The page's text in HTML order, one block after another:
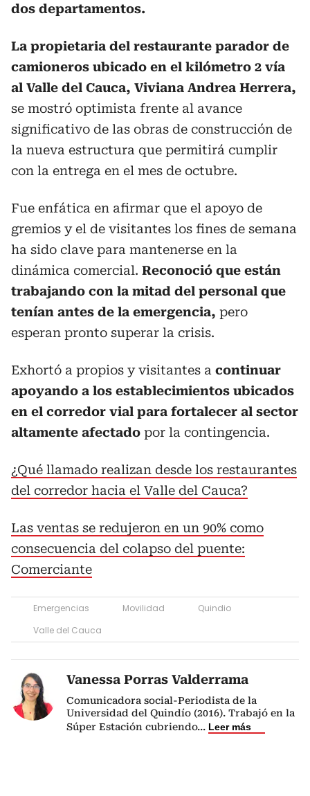
dos departamentos.
La propietaria del restaurante parador de
camioneros ubicado en el kilómetro 2 vía
al Valle del Cauca, Viviana Andrea Herrera,
se mostró optimista frente al avance
significativo de las obras de construcción de
la nueva estructura que permitirá cumplir
con la entrega en el mes de octubre.
Fue enfática en afirmar que el apoyo de
gremios y el de visitantes los fines de semana
ha sido clave para mantenerse en la
dinámica comercial. Reconoció que están
trabajando con la mitad del personal que
tenían antes de la emergencia, pero
esperan pronto superar la crisis.
Exhortó a propios y visitantes a continuar
apoyando a los establecimientos ubicados
en el corredor vial para fortalecer al sector
altamente afectado por la contingencia.
¿Qué llamado realizan desde los restaurantes
del corredor hacia el Valle del Cauca?
Las ventas se redujeron en un 90% como
consecuencia del colapso del puente:
Comerciante
Emergencias Movilidad
Quindio
Valle del Cauca
Vanessa Porras Valderrama
Comunicadora social-Periodista de la
Universidad del Quindío (2016). Trabajó en la
Súper Estación cubriendo... Leer más